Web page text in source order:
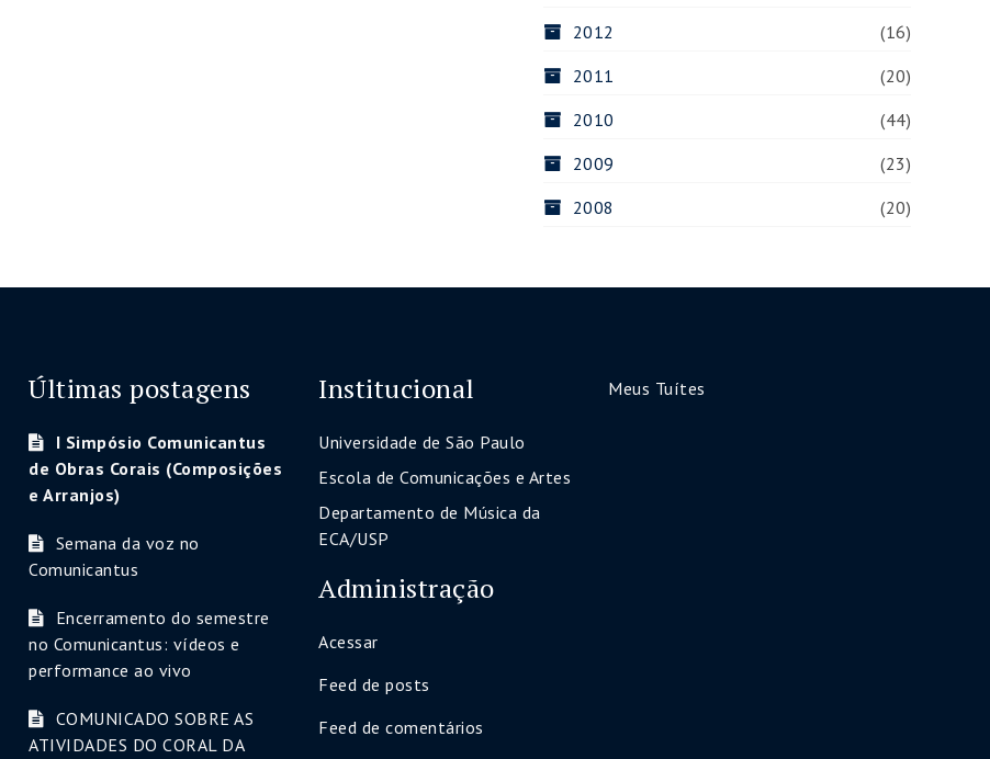
2012
(16)
2011
(20)
2010
(44)
2009
(23)
2008
(20)
Últimas postagens
I Simpósio Comunicantus
de Obras Corais (Composições
e Arranjos)
Semana da voz no
Comunicantus
Encerramento do semestre
no Comunicantus: vídeos e
performance ao vivo
COMUNICADO SOBRE AS
ATIVIDADES DO CORAL DA
Institucional
Universidade de São Paulo
Escola de Comunicações e Artes
Departamento de Música da
ECA/USP
Administração
Acessar
Feed de posts
Feed de comentários
Meus Tuítes